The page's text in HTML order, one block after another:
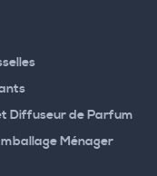
Diffuseur de Parfum
Ménager